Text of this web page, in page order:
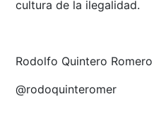
cultura de la ilegalidad.
Rodolfo Quintero Romero
@rodoquinteromer